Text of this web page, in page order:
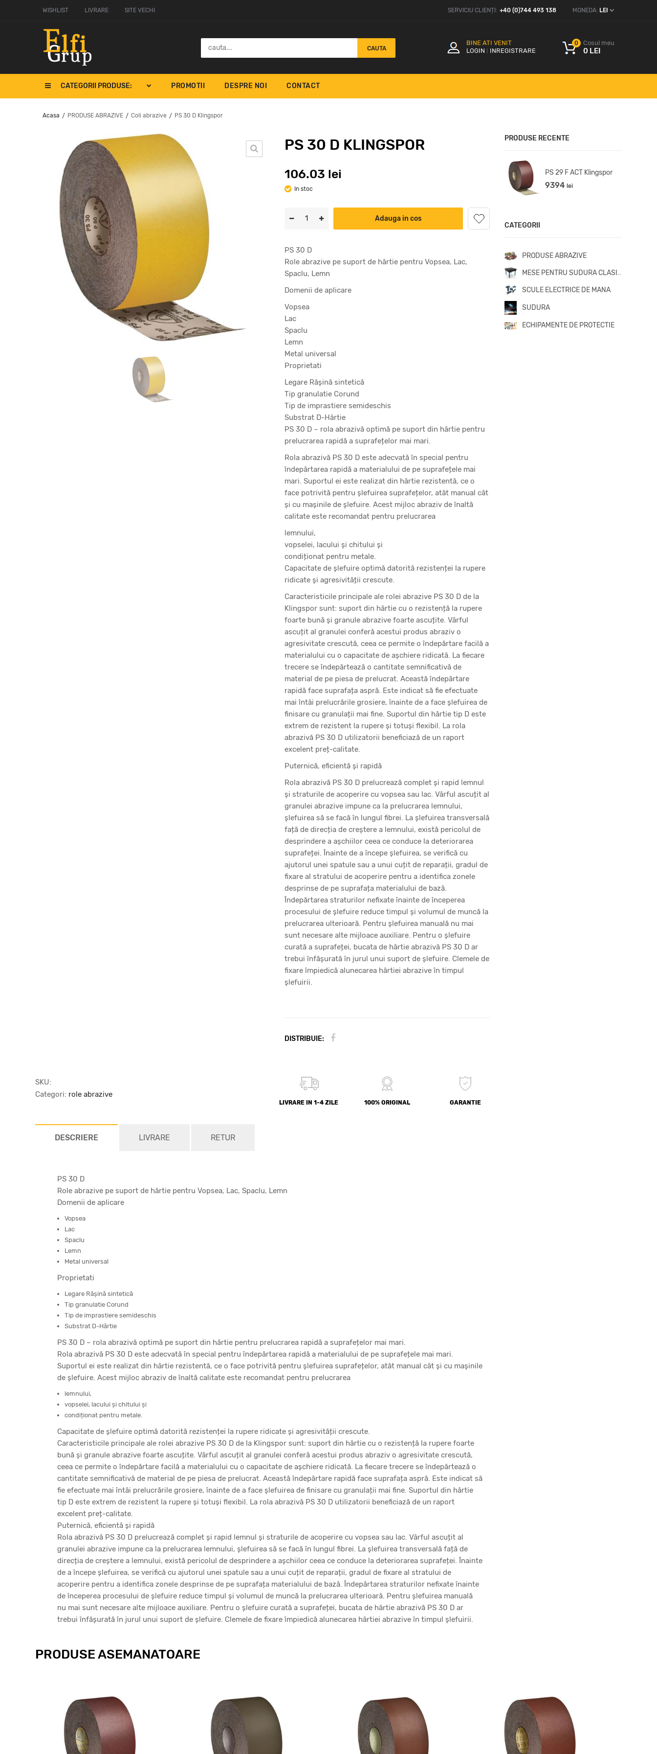
WISHLIST LIVRARE SITE VECHI SERVICIU CLIENȚI: +40 (0)744 493 138 MONEDA: LEI
CAUTA
BINE ATI VENIT
LOGIN
INREGISTRARE
Cosul meu
0 LEI
0
CATEGORII PRODUSE: PROMOTII DESPRE NOI CONTACT
Acasa / PRODUSE ABRAZIVE / Coli abrazive / PS 30 D Klingspor
PS 30 D KLINGSPOR
106.03 lei
In stoc
Adauga in cos
PS 30 D
Role abrazive pe suport de hârtie pentru Vopsea, Lac,
Spaclu, Lemn
Domenii de aplicare
Vopsea
Lac
Spaclu
Lemn
Metal universal
Proprietati
Legare Răşină sintetică
Tip granulatie Corund
Tip de imprastiere semideschis
Substrat D-Hârtie
PS 30 D – rola abrazivă optimă pe suport din hârtie pentru
prelucrarea rapidă a suprafețelor mai mari.
Rola abrazivă PS 30 D este adecvată în special pentru
îndepărtarea rapidă a materialului de pe suprafețele mai
mari. Suportul ei este realizat din hârtie rezistentă, ce o
face potrivită pentru șlefuirea suprafețelor, atât manual cât
și cu mașinile de șlefuire. Acest mijloc abraziv de înaltă
calitate este recomandat pentru prelucrarea
lemnului,
vopselei, lacului și chitului și
condiționat pentru metale.
Capacitate de șlefuire optimă datorită rezistenței la rupere
ridicate și agresivității crescute.
Caracteristicile principale ale rolei abrazive PS 30 D de la
Klingspor sunt: suport din hârtie cu o rezistență la rupere
foarte bună și granule abrazive foarte ascuțite. Vârful
ascuțit al granulei conferă acestui produs abraziv o
agresivitate crescută, ceea ce permite o îndepărtare facilă a
materialului cu o capacitate de așchiere ridicată. La fiecare
trecere se îndepărtează o cantitate semnificativă de
material de pe piesa de prelucrat. Această îndepărtare
rapidă face suprafața aspră. Este indicat să fie efectuate
mai întâi prelucrările grosiere, înainte de a face șlefuirea de
finisare cu granulații mai fine. Suportul din hârtie tip D este
extrem de rezistent la rupere și totuși flexibil. La rola
abrazivă PS 30 D utilizatorii beneficiază de un raport
excelent preț-calitate.
Puternică, eficientă și rapidă
Rola abrazivă PS 30 D prelucrează complet și rapid lemnul
și straturile de acoperire cu vopsea sau lac. Vârful ascuțit al
granulei abrazive impune ca la prelucrarea lemnului,
șlefuirea să se facă în lungul fibrei. La șlefuirea transversală
față de direcția de creștere a lemnului, există pericolul de
desprindere a așchiilor ceea ce conduce la deteriorarea
suprafeței. Înainte de a începe șlefuirea, se verifică cu
ajutorul unei spatule sau a unui cuțit de reparații, gradul de
fixare al stratului de acoperire pentru a identifica zonele
desprinse de pe suprafața materialului de bază.
Îndepărtarea straturilor nefixate înainte de începerea
procesului de șlefuire reduce timpul și volumul de muncă la
prelucrarea ulterioară. Pentru șlefuirea manuală nu mai
sunt necesare alte mijloace auxiliare. Pentru o șlefuire
curată a suprafeței, bucata de hârtie abrazivă PS 30 D ar
trebui înfășurată în jurul unui suport de șlefuire. Clemele de
fixare împiedică alunecarea hârtiei abrazive în timpul
șlefuirii.
DISTRIBUIE:
PRODUSE RECENTE
PS 33 C Klingspor LS 309 JF Franjurată
Neţesută Klingspor NRO
PS 29 F ACT Klingspor
9394 lei
CATEGORII
PRODUSE ABRAZIVE
MESE PENTRU SUDURA CLASICE
SCULE ELECTRICE DE MANA
SUDURA
ECHIPAMENTE DE PROTECTIE
SKU:
Categori: role abrazive
LIVRARE IN 1-4 ZILE 100% ORIGINAL GARANTIE
DESCRIERE LIVRARE RETUR
PS 30 D
Role abrazive pe suport de hârtie pentru Vopsea, Lac, Spaclu, Lemn
Domenii de aplicare
Vopsea
Lac
Spaclu
Lemn
Metal universal
Proprietati
Legare Răşină sintetică
Tip granulatie Corund
Tip de imprastiere semideschis
Substrat D-Hârtie
PS 30 D – rola abrazivă optimă pe suport din hârtie pentru prelucrarea rapidă a suprafețelor mai mari.
Rola abrazivă PS 30 D este adecvată în special pentru îndepărtarea rapidă a materialului de pe suprafețele mai mari.
Suportul ei este realizat din hârtie rezistentă, ce o face potrivită pentru șlefuirea suprafețelor, atât manual cât și cu mașinile
de șlefuire. Acest mijloc abraziv de înaltă calitate este recomandat pentru prelucrarea
lemnului,
vopselei, lacului și chitului și
condiționat pentru metale.
Capacitate de șlefuire optimă datorită rezistenței la rupere ridicate și agresivității crescute.
Caracteristicile principale ale rolei abrazive PS 30 D de la Klingspor sunt: suport din hârtie cu o rezistență la rupere foarte
bună și granule abrazive foarte ascuțite. Vârful ascuțit al granulei conferă acestui produs abraziv o agresivitate crescută,
ceea ce permite o îndepărtare facilă a materialului cu o capacitate de așchiere ridicată. La fiecare trecere se îndepărtează o
cantitate semnificativă de material de pe piesa de prelucrat. Această îndepărtare rapidă face suprafața aspră. Este indicat să
fie efectuate mai întâi prelucrările grosiere, înainte de a face șlefuirea de finisare cu granulații mai fine. Suportul din hârtie
tip D este extrem de rezistent la rupere și totuși flexibil. La rola abrazivă PS 30 D utilizatorii beneficiază de un raport
excelent preț-calitate.
Puternică, eficientă și rapidă
Rola abrazivă PS 30 D prelucrează complet și rapid lemnul și straturile de acoperire cu vopsea sau lac. Vârful ascuțit al
granulei abrazive impune ca la prelucrarea lemnului, șlefuirea să se facă în lungul fibrei. La șlefuirea transversală față de
direcția de creștere a lemnului, există pericolul de desprindere a așchiilor ceea ce conduce la deteriorarea suprafeței. Înainte
de a începe șlefuirea, se verifică cu ajutorul unei spatule sau a unui cuțit de reparații, gradul de fixare al stratului de
acoperire pentru a identifica zonele desprinse de pe suprafața materialului de bază. Îndepărtarea straturilor nefixate înainte
de începerea procesului de șlefuire reduce timpul și volumul de muncă la prelucrarea ulterioară. Pentru șlefuirea manuală
nu mai sunt necesare alte mijloace auxiliare. Pentru o șlefuire curată a suprafeței, bucata de hârtie abrazivă PS 30 D ar
trebui înfășurată în jurul unui suport de șlefuire. Clemele de fixare împiedică alunecarea hârtiei abrazive în timpul șlefuirii.
PRODUSE ASEMANATOARE